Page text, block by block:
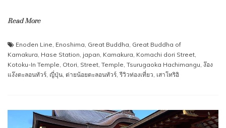
Read More
Enoden Line, Enoshima, Great Buddha, Great Buddha of
Kamakura, Hase Station, japan, Kamakura, Komachi dori Street,
Kotoku-In Temple, Otori, Street, Temple, Tsurugaoka Hachimangu, ง๊อง
แง๊งตะลอนทัวร์, ญี่ปุ่น, ต่ายน้อยตะลอนทัวร์,รีวิวท่องเที่ยว, เสาโทริอิ